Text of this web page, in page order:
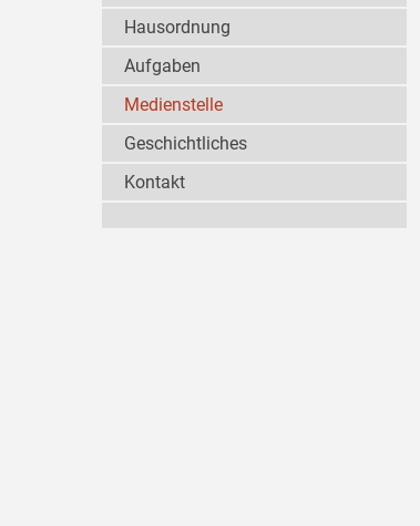
Hausordnung
Aufgaben
Medienstelle
Geschichtliches
Kontakt